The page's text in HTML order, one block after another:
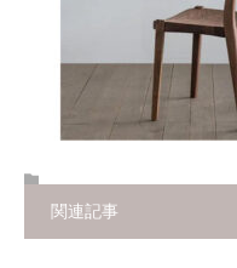
関連記事